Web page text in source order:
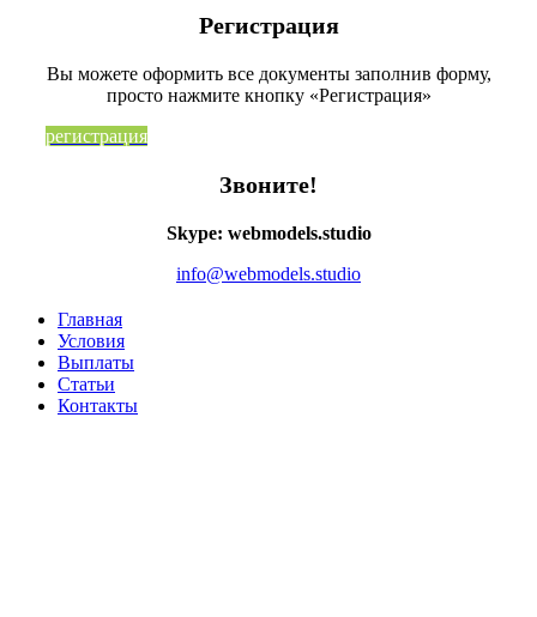
Регистрация
Вы можете оформить все документы заполнив форму,
просто нажмите кнопку «Регистрация»
регистрация
Звоните!
Skype: webmodels.studio
info@webmodels.studio
Главная
Условия
Выплаты
Статьи
Контакты